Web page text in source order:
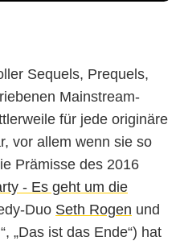
Sequels, Prequels,
Mainstream-
für jede originäre
vor allem wenn sie so
Prämisse des 2016
- Es geht um die
Duo Seth Rogen und
„Das ist das Ende“) hat